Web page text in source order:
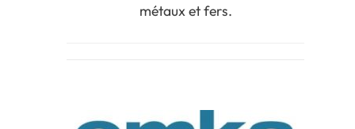
métaux et fers.